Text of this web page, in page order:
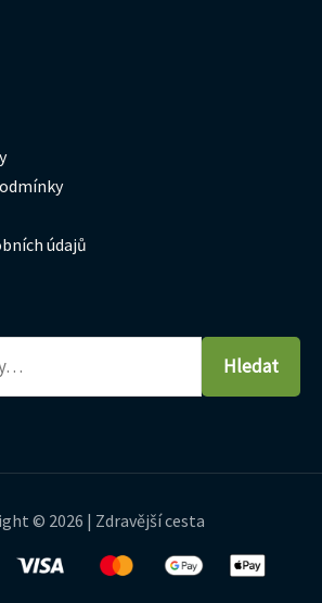
údajů
Hledat
© 2026 | Zdravější cesta